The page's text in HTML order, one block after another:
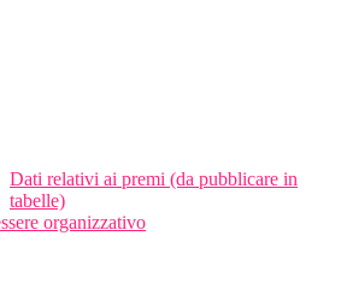
Dati relativi ai premi (da pubblicare in
tabelle)
organizzativo